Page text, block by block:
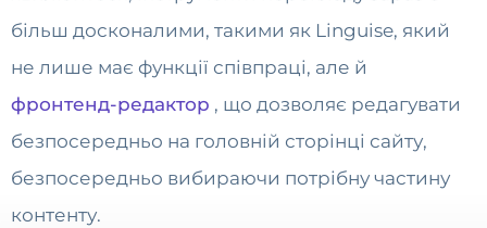
більш досконалими, такими як Linguise, який
не лише має функції співпраці, але й
фронтенд-редактор , що дозволяє редагувати
безпосередньо на головній сторінці сайту,
безпосередньо вибираючи потрібну частину
контенту.